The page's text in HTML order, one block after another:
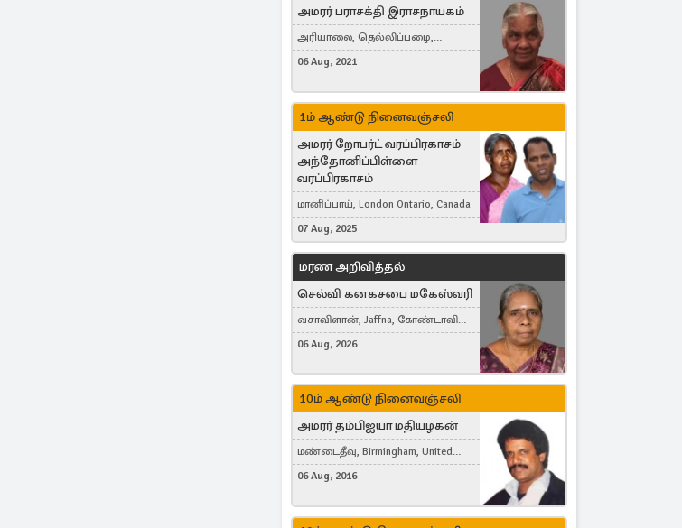
அமரர் பராசக்தி இராசநாயகம்
அரியாலை, தெல்லிப்பழை,
Montreal, Canada
06 Aug, 2021
1ம் ஆண்டு நினைவஞ்சலி
அமரர் றோபர்ட் வரப்பிரகாசம்
அந்தோனிப்பிள்ளை
வரப்பிரகாசம்
மானிப்பாய், London Ontario, Canada
07 Aug, 2025
மரண அறிவித்தல்
செல்வி கனகசபை மகேஸ்வரி
வசாவிளான், Jaffna, கோண்டாவில்
கிழக்கு
06 Aug, 2026
10ம் ஆண்டு நினைவஞ்சலி
அமரர் தம்பிஐயா மதியழகன்
மண்டைதீவு, Birmingham, United
Kingdom
06 Aug, 2016